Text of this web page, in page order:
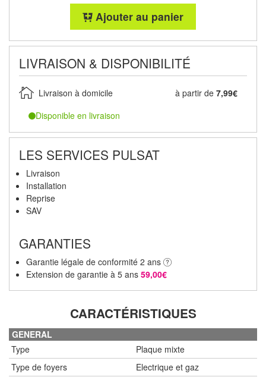
Ajouter au panier
LIVRAISON & DISPONIBILITÉ
Livraison à domicile à partir de 7,99€
Disponible en livraison
LES SERVICES PULSAT
Livraison
Installation
Reprise
SAV
GARANTIES
Garantie légale de conformité 2 ans
Extension de garantie à 5 ans 59,00€
CARACTÉRISTIQUES
GENERAL
Type
Plaque mixte
Type de foyers
Electrique et gaz